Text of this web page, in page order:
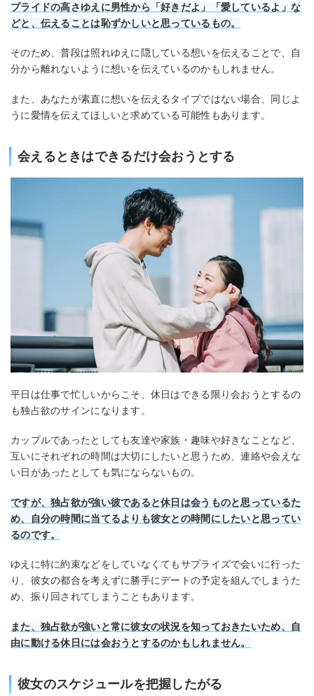
プライドの高さゆえに男性から「好きだよ」「愛しているよ」な
どと、伝えることは恥ずかしいと思っている もの。
そのため、普段は照れゆえに隠している想いを伝えることで、自
分から離れないように想いを伝えているのかもしれません。
また、あなたが素直に想いを伝えるタイプではない場合、同じよ
うに愛情を伝えてほしいと求めている可能性もあります。
会えるときはできるだけ会おうとする
平日は仕事で忙しいからこそ、休日はできる限り会おうとするの
も独占欲のサインになります。
カップルであったとしても友達や家族・趣味や好きなことなど、
互いにそれぞれの時間は大切にしたいと思うため、連絡や会えな
い日があったとしても気にならないもの。
ですが、独占欲が強い彼であると休日は会うものと思っているた
め、自分の時間に当てるよりも彼女との時間にしたいと思ってい
るのです。
ゆえに特に約束などをしていなくてもサプライズで会いに行った
り、彼女の都合を考えずに勝手にデートの予定を組んでしまうた
め、振り回されてしまうこともあります。
また、独占欲が強いと常に彼女の状況を知っておきたいため、自
由に動ける休日には会おうとするのかもしれません。
彼女のスケジュールを把握したがる